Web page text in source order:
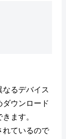
るデバイス
ウンロード
ます。
れているので